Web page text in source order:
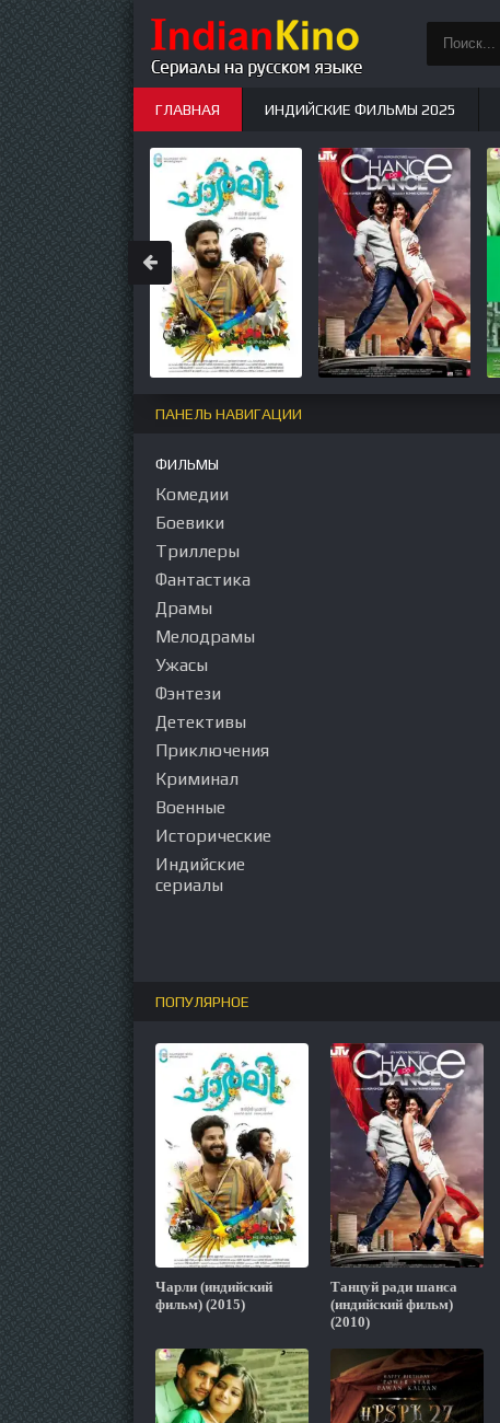
ПАНЕЛЬ НАВИГАЦИИ
ФИЛЬМЫ
Комедии
Боевики
Триллеры
Фантастика
Драмы
Мелодрамы
Ужасы
Фэнтези
Детективы
Приключения
Криминал
Военные
Исторические
Индийские
сериалы
ПОПУЛЯРНОЕ
Чарли (индийский
фильм) (2015)
Танцуй ради шанса
(индийский фильм)
(2010)
ГЛАВНАЯ ИНДИЙСКИЕ ФИЛЬМЫ 2025
ИНДИЙСКИЕ СЕРИАЛЫ НОВЫЕ